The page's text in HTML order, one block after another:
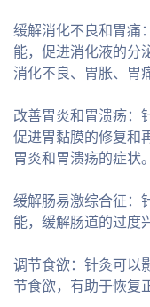
缓解消化不良和胃痛
能，促进消化液的分
消化不良、胃胀、胃
改善胃炎和胃溃疡：
促进胃黏膜的修复和
胃炎和胃溃疡的症状。
缓解肠易激综合征：
能，缓解肠道的过度
调节食欲：针灸可以
节食欲，有助于恢复